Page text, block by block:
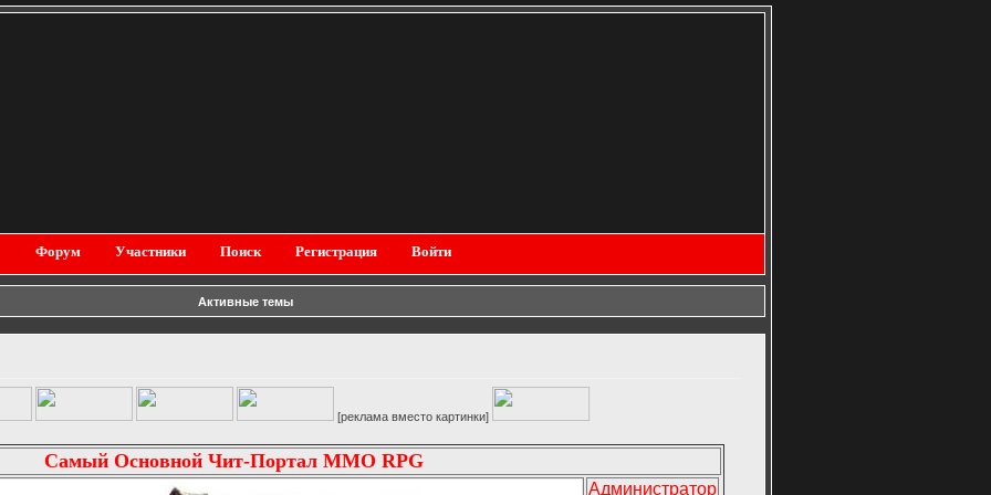
Форум Участники Поиск Регистрация Войти
Активные темы
[реклама вместо картинки]
Самый Основной Чит-Портал MMO RPG
Администратор